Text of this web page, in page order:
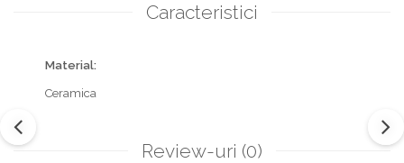
Caracteristici
Material:
Ceramica
Review-uri (0)